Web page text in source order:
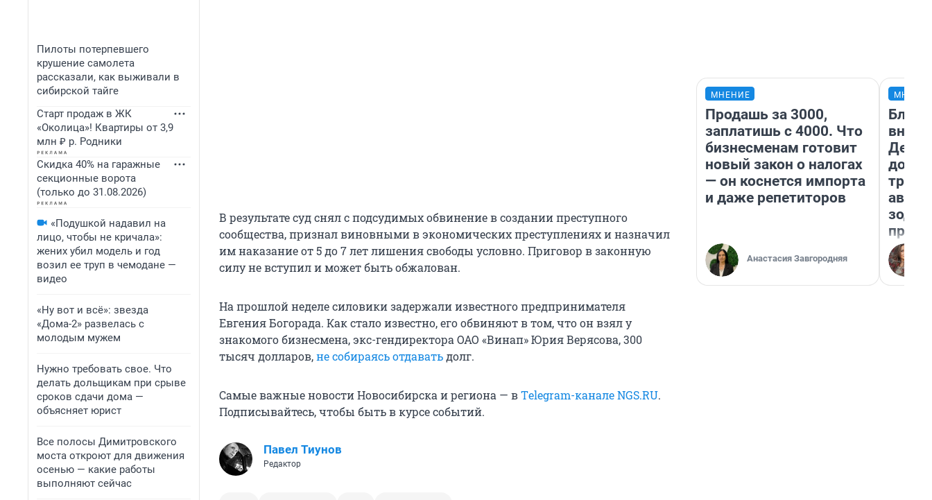
Пилоты потерпевшего
крушение самолета
рассказали, как выживали в
сибирской тайге
Старт продаж в ЖК
«Околица»! Квартиры от 3,9
млн ₽ р. Родники
Скидка 40% на гаражные
секционные ворота
(только до 31.08.2026)
«Подушкой надавил на
лицо, чтобы не кричала»:
жених убил модель и год
возил ее труп в чемодане —
видео
«Ну вот и всё»: звезда
«Дома-2» развелась с
молодым мужем
Нужно требовать свое. Что
делать дольщикам при срыве
сроков сдачи дома —
объясняет юрист
Все полосы Димитровского
моста откроют для движения
осенью — какие работы
выполняют сейчас
В результате суд снял с подсудимых обвинение в создании преступного
сообщества, признал виновными в экономических преступлениях и назначил
им наказание от 5 до 7 лет лишения свободы условно. Приговор в законную
силу не вступил и может быть обжалован.
На прошлой неделе силовики задержали известного предпринимателя
Евгения Богорада. Как стало известно, его обвиняют в том, что он взял у
знакомого бизнесмена, экс-гендиректора ОАО «Винап» Юрия Верясова, 300
тысяч долларов,не собираясь отдаватьдолг.
Самые важные новости Новосибирска и региона — вТelegram-канале NGS.RU.
Подписывайтесь, чтобы быть в курсе событий.
Павел Тиунов
Редактор
МНЕНИЕ
Продашь за 3000,
заплатишь с 4000. Что
бизнесменам готовит
новый закон о налогах
— он коснется импорта
и даже репетиторов
Анастасия Завгородняя